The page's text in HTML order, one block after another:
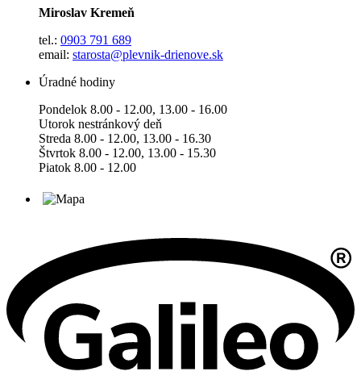
Miroslav Kremeň
tel.: 0903 791 689
email: starosta@plevnik-drienove.sk
Úradné hodiny
Pondelok 8.00 - 12.00, 13.00 - 16.00
Utorok nestránkový deň
Streda 8.00 - 12.00, 13.00 - 16.30
Štvrtok 8.00 - 12.00, 13.00 - 15.30
Piatok 8.00 - 12.00